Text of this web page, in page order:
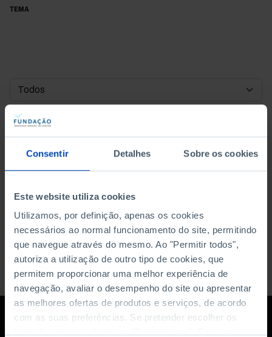
Consentir Detalhes Sobre os cookies
Este website utiliza cookies
Utilizamos, por definição, apenas os cookies
necessários ao normal funcionamento do site, permitindo
que navegue através do mesmo. Ao "Permitir todos",
autoriza a utilização de outro tipo de cookies, que
permitem proporcionar uma melhor experiência de
navegação, avaliar o desempenho do site ou apresentar
as melhores ofertas de produtos e serviços, de acordo
com as suas preferências. Se pretender escolher os
TEMA
DATA DE INÍCIO
DATA DE FIM